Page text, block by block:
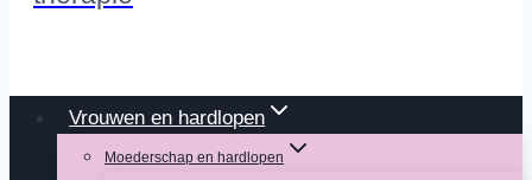
Vrouwen en hardlopen
Moederschap en hardlopen